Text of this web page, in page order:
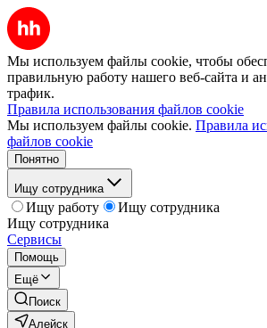
Мы используем файлы cookie, чтобы
правильную работу нашего веб-сайта и
трафик.
Правила использования файлов cookie
Мы используем файлы cookie. Правила
файлов cookie
Понятно
Ищу сотрудника
Ищу работу
Ищу сотрудника
Ищу сотрудника
Сервисы
Помощь
Ещё
Поиск
Алейск